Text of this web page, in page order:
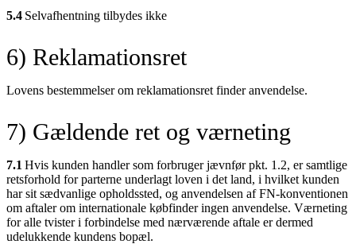
5.4 Selvafhentning tilbydes ikke
6) Reklamationsret
Lovens bestemmelser om reklamationsret finder anvendelse.
7) Gældende ret og værneting
7.1 Hvis kunden handler som forbruger jævnfør pkt. 1.2, er samtlige
retsforhold for parterne underlagt loven i det land, i hvilket kunden
har sit sædvanlige opholdssted, og anvendelsen af FN-konventionen
om aftaler om internationale købfinder ingen anvendelse. Værneting
for alle tvister i forbindelse med nærværende aftale er dermed
udelukkende kundens bopæl.